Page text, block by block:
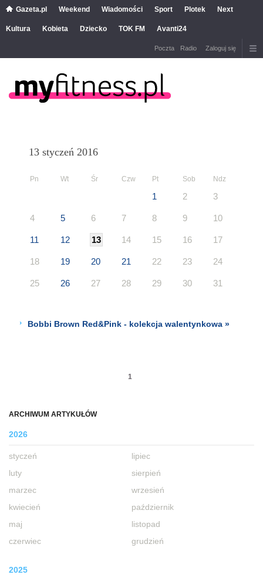
Gazeta.pl Weekend Wiadomości Sport Plotek Next
Kultura Kobieta Dziecko TOK FM Avanti24
Poczta Radio Zaloguj się
ARCHIWUM ARTYKUŁÓW
2026
styczeń
luty
marzec
kwiecień
maj
czerwiec
lipiec
sierpień
wrzesień
październik
listopad
grudzień
2025
13 styczeń 2016
Pn Wt Śr Czw Pt Sob Ndz
1 2 3
4 5 6 7 8 9 10
11 12 13 14 15 16 17
18 19 20 21 22 23 24
25 26 27 28 29 30 31
Bobbi Brown Red&Pink - kolekcja walentynkowa »
1